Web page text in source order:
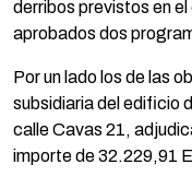
derribos previstos en
aprobados dos
Por un lado los de las
subsidiaria del edificio
calle Cavas 21,
importe de 32.229,91